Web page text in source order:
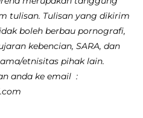
tulisan. Tulisan yang dikirim
boleh berbau pornografi,
kebencian, SARA, dan
etnisitas pihak lain.
anda ke email :